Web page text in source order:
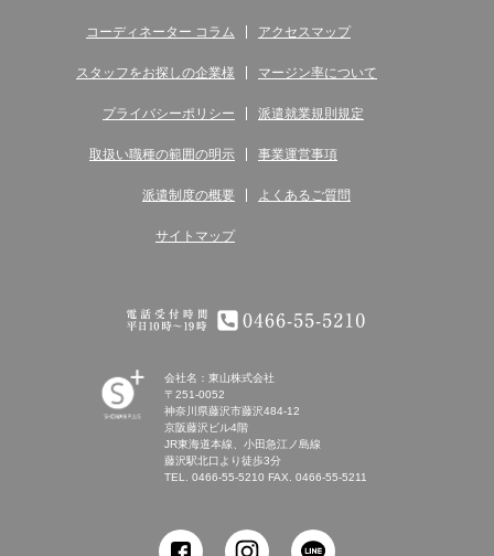
コーディネーター コラム アクセスマップ
スタッフをお探しの企業様 マージン率について
プライバシーポリシー 派遣就業規則規定
取扱い職種の範囲の明示 事業運営事項
派遣制度の概要 よくあるご質問
サイトマップ
SHONAN Human
会社名：東山株式会社
〒251-0052
神奈川県藤沢市藤沢484-12
京阪藤沢ビル4階
JR東海道本線、小田急江ノ島線
藤沢駅北口より徒歩3分
TEL. 0466-55-5210 FAX. 0466-55-5211